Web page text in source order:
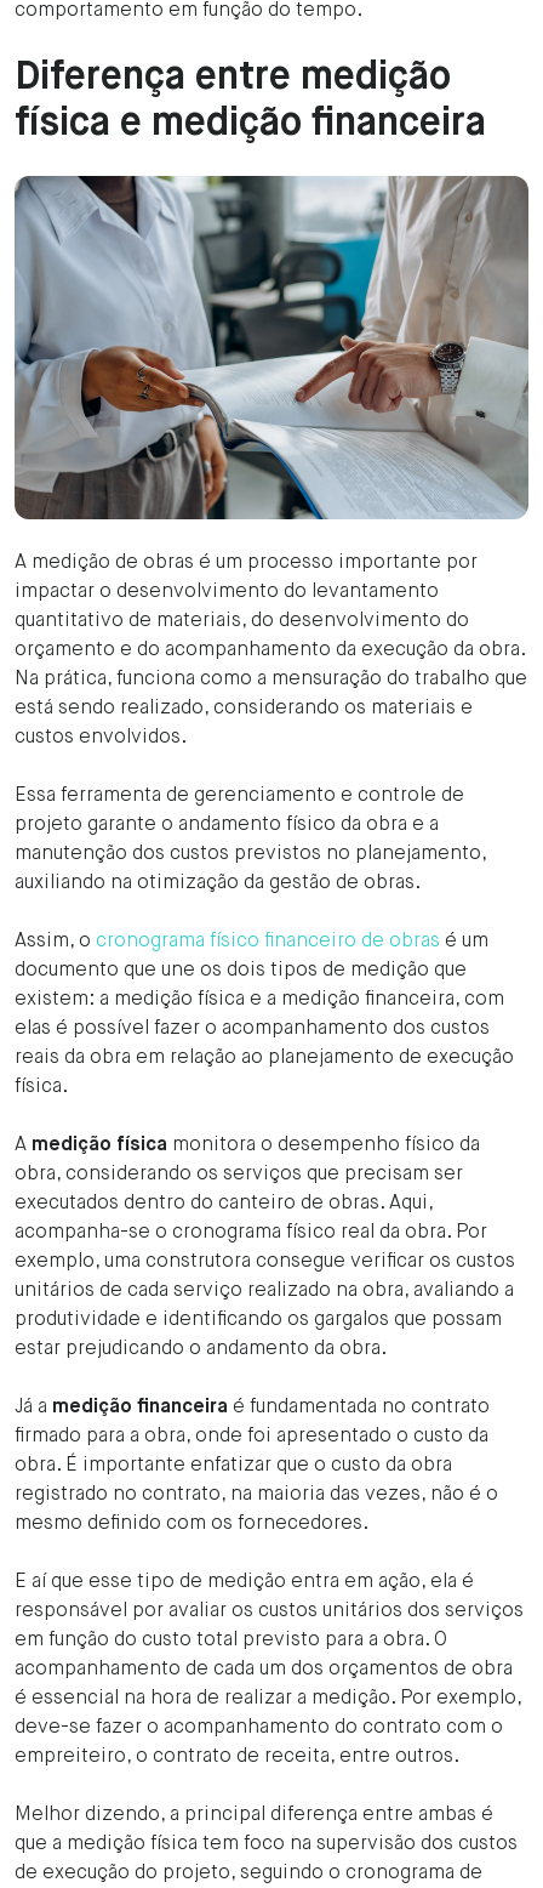
comportamento em função do tempo.
Diferença entre medição
física e medição financeira
A medição de obras é um processo importante por
impactar o desenvolvimento do levantamento
quantitativo de materiais, do desenvolvimento do
orçamento e do acompanhamento da execução da obra.
Na prática, funciona como a mensuração do trabalho que
está sendo realizado, considerando os materiais e
custos envolvidos.
Essa ferramenta de gerenciamento e controle de
projeto garante o andamento físico da obra e a
manutenção dos custos previstos no planejamento,
auxiliando na otimização da gestão de obras.
Assim, o cronograma físico financeiro de obras é um
documento que une os dois tipos de medição que
existem: a medição física e a medição financeira, com
elas é possível fazer o acompanhamento dos custos
reais da obra em relação ao planejamento de execução
física.
A medição física monitora o desempenho físico da
obra, considerando os serviços que precisam ser
executados dentro do canteiro de obras. Aqui,
acompanha-se o cronograma físico real da obra. Por
exemplo, uma construtora consegue verificar os custos
unitários de cada serviço realizado na obra, avaliando a
produtividade e identificando os gargalos que possam
estar prejudicando o andamento da obra.
Já a medição financeira é fundamentada no contrato
firmado para a obra, onde foi apresentado o custo da
obra. É importante enfatizar que o custo da obra
registrado no contrato, na maioria das vezes, não é o
mesmo definido com os fornecedores.
E aí que esse tipo de medição entra em ação, ela é
responsável por avaliar os custos unitários dos serviços
em função do custo total previsto para a obra. O
acompanhamento de cada um dos orçamentos de obra
é essencial na hora de realizar a medição. Por exemplo,
deve-se fazer o acompanhamento do contrato com o
empreiteiro, o contrato de receita, entre outros.
Melhor dizendo, a principal diferença entre ambas é
que a medição física tem foco na supervisão dos custos
de execução do projeto, seguindo o cronograma de